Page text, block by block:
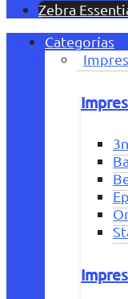
Zebra
Categorías